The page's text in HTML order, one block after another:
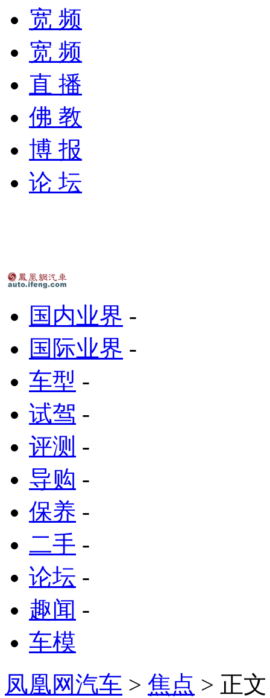
宽 频
宽 频
直 播
佛 教
博 报
论 坛
国内业界 -
国际业界 -
车型 -
试驾 -
评测 -
导购 -
保养 -
二手 -
论坛 -
趣闻 -
车模
凤凰网汽车 > 焦点 > 正文